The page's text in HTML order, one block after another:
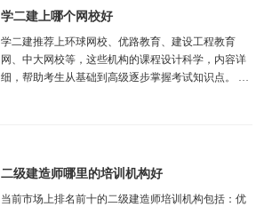
学二建上哪个网校好
学二建推荐上环球网校、优路教育、建设工程教育
网、中大网校等，这些机构的课程设计科学，内容详
细，帮助考生从基础到高级逐步掌握考试知识点。 二
二级建造师哪里的培训机构好
当前市场上排名前十的二级建造师培训机构包括：优